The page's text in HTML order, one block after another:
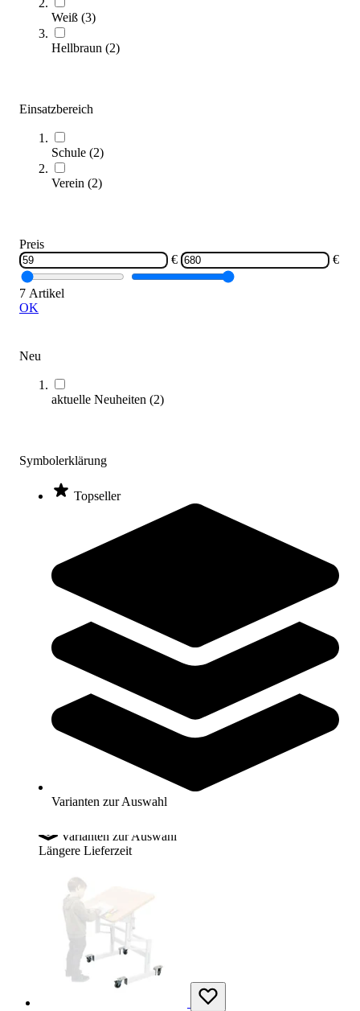
Weiß (3)
Hellbraun (2)
Einsatzbereich
Schule (2)
Verein (2)
Preis
€
€
7 Artikel
OK
Neu
aktuelle Neuheiten (2)
Symbolerklärung
Topseller
Varianten zur Auswahl
Mehrzwecktisch
ab
199,00 €
Anschlagkante flach, für Arbeitstisch 58 x 0,5 cm, lichtgrau
59,95 €
MÖCKEL® ergo S 72 ergonomischer Tisch
Zum Produkt
Längere Lieferzeit
MÖCKEL® ergo S 52 ergonomischer Tisch für Kinder
Varianten zur Auswahl
Längere Lieferzeit